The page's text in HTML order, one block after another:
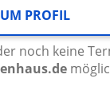
PROFIL
noch keine